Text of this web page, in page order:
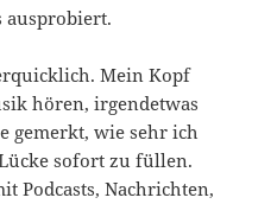
ausprobiert.
Mein Kopf
hören, irgendetwas
gemerkt, wie sehr ich
sofort zu füllen.
Podcasts, Nachrichten,